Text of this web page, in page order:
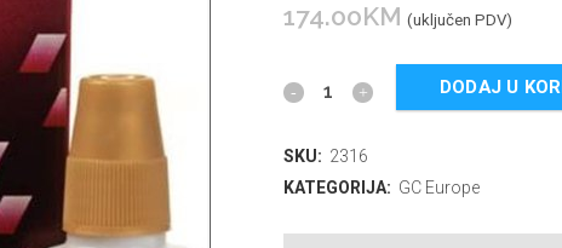
174.00KM (uključen PDV)
DODAJ U
SKU: 2316
KATEGORIJA: GC Europe